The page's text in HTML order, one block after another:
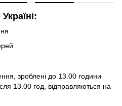
зроблені до 13.00 години
13.00 год, відправляються на